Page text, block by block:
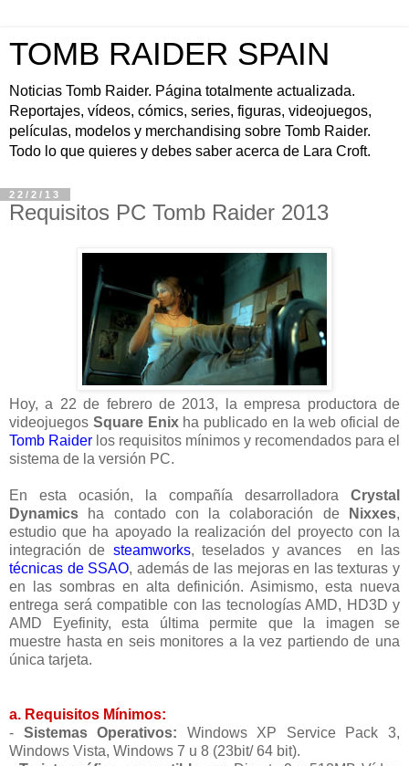
TOMB RAIDER SPAIN
Noticias Tomb Raider. Página totalmente actualizada.
Reportajes, vídeos, cómics, series, figuras, videojuegos,
películas, modelos y merchandising sobre Tomb Raider.
Todo lo que quieres y debes saber acerca de Lara Croft.
22/2/13
Requisitos PC Tomb Raider 2013
Hoy, a 22 de febrero de 2013, la empresa productora de
videojuegos Square Enixha publicado en la web oficial de
Tomb Raider los requisitos mínimos y recomendados para el
sistema de la versión PC.
En esta ocasión, la compañía desarrolladora Crystal
Dynamics ha contado con la colaboración de Nixxes,
estudio que ha apoyado la realización del proyecto con la
integración de steamworks, teselados y avances en las
técnicas de SSAO, además de las mejoras en las texturas y
en las sombras en alta definición. Asimismo, esta nueva
entrega será compatible con las tecnologías AMD, HD3D y
AMD Eyefinity, esta última permite que la imagen se
muestre hasta en seis monitores a la vez partiendo de una
única tarjeta.
a. Requisitos Mínimos:
- Sistemas Operativos: Windows XP Service Pack 3,
Windows Vista, Windows 7 u 8 (23bit/ 64 bit).